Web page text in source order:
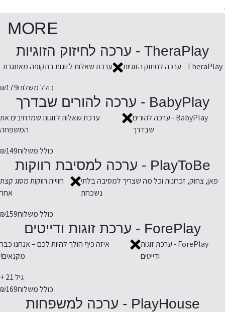
.
MORE
TheraPlay - ערכה לחיזוק הזוגיות
TheraPlay - ערכה לחיזוק הזוגיות
ערכת שאלות לזוגות בתקופה מאתגרת
כולל משלוח₪179
BabyPlay - ערכה להורים שבדרך
BabyPlay - ערכה להורים
שבדרך
ערכת שאלות לזוגות שמרחיבים את
המשפחה
כולל משלוח₪149
PlayToBe - ערכה למסיבת רווקות
פאן, צחוק, זכרונות וכל מה שצריך למסיבה בלתי
נשכחת
חוויית רווקות מסוג קצת
אחר
כולל משלוח₪159
ForePlay - ערכת זוגות ודייטים
ForePlay - ערכת זוגות
ודייטים
איזה כיף הולך להיות לכם – אנחנו כבר
מקנאים!
גיל 21 +
כולל משלוח₪169
PlayHouse - ערכה למשפחות